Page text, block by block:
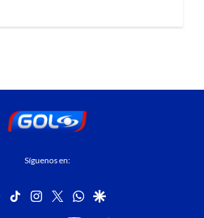
Síguenos en:
facebook
tiktok instagram
twitterwhatsapp
google